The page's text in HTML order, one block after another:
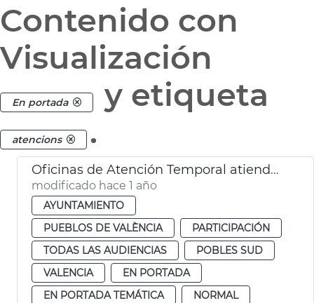
Contenido con
Visualización
En portada y etiqueta
atencions .
Oficinas de Atención Temporal atienden a 600 afectados DANA pedanias
modificado hace 1 año
AYUNTAMIENTO
PUEBLOS DE VALÈNCIA
PARTICIPACIÓN
TODAS LAS AUDIENCIAS
POBLES SUD
VALENCIA
EN PORTADA
EN PORTADA TEMÁTICA
NORMAL